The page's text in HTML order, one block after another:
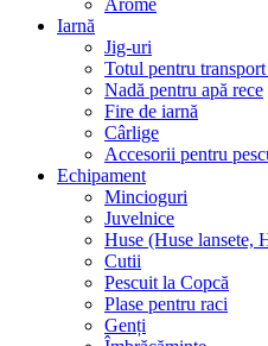
Arome
Iarnă
Jig-uri
Totul pentru
Nadă pentru apă rece
Fire de iarnă
Cârlige
Accesorii pentru
Echipament
Mincioguri
Juvelnice
Huse (Huse lansete,
Cutii
Pescuit la Copcă
Plase pentru raci
Genți